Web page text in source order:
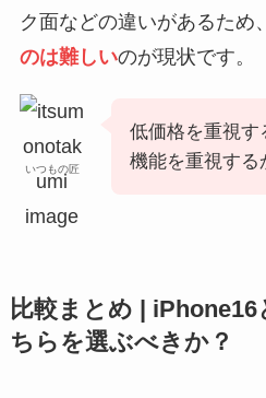
ク面などの違いがあるため、
のは難しいのが現状です。
いつもの匠
低価格を重視す
機能を重視す
比較まとめ |
ちらを選ぶべきか？